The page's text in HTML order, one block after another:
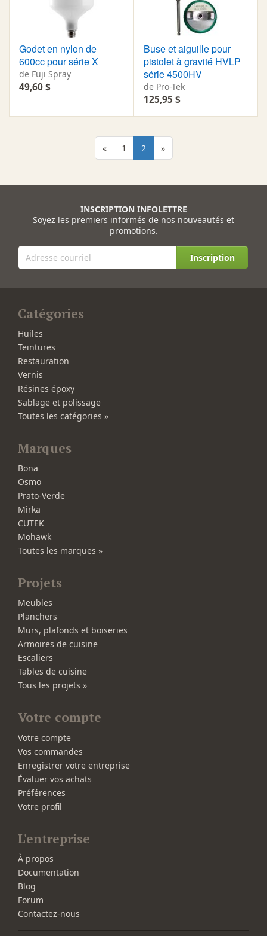
Godet en nylon de
600cc pour série X
de Fuji Spray
49,60 $
Buse et aiguille pour
pistolet à gravité HVLP
série 4500HV
de Pro-Tek
125,95 $
« 1 2 »
INSCRIPTION INFOLETTRE
Soyez les premiers informés de nos nouveautés et
promotions.
Inscription
Catégories
Huiles
Teintures
Restauration
Vernis
Résines époxy
Sablage et polissage
Toutes les catégories »
Marques
Bona
Osmo
Prato-Verde
Mirka
CUTEK
Mohawk
Toutes les marques »
Projets
Meubles
Planchers
Murs, plafonds et boiseries
Armoires de cuisine
Escaliers
Tables de cuisine
Tous les projets »
Votre compte
Votre compte
Vos commandes
Enregistrer votre entreprise
Évaluer vos achats
Préférences
Votre profil
L'entreprise
À propos
Documentation
Blog
Forum
Contactez-nous